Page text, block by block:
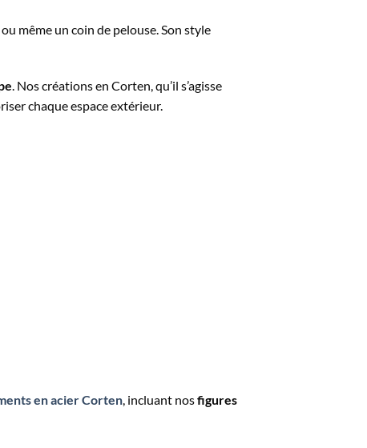
même un coin de pelouse. Son style
. Nos créations en Corten, qu’il s’agisse
chaque espace extérieur.
en acier Corten , incluant nosfigures